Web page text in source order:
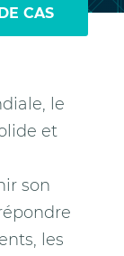
CAS
le
et
son
les